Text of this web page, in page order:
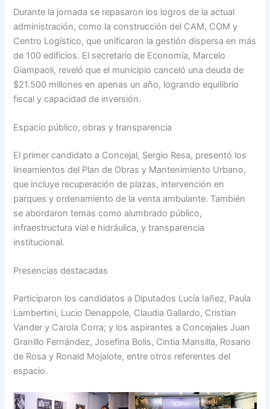
Durante la jornada se repasaron los logros de la actual
administración, como la construcción del CAM, COM y
Centro Logístico, que unificaron la gestión dispersa en más
de 100 edificios. El secretario de Economía, Marcelo
Giampaoli, reveló que el municipio canceló una deuda de
$21.500 millones en apenas un año, logrando equilibrio
fiscal y capacidad de inversión.
Espacio público, obras y transparencia
El primer candidato a Concejal, Sergio Resa, presentó los
lineamientos del Plan de Obras y Mantenimiento Urbano,
que incluye recuperación de plazas, intervención en
parques y ordenamiento de la venta ambulante. También
se abordaron temas como alumbrado público,
infraestructura vial e hidráulica, y transparencia
institucional.
Presencias destacadas
Participaron los candidatos a Diputados Lucía Iañez, Paula
Lambertini, Lucio Denappole, Claudia Gallardo, Cristian
Vander y Carola Corra; y los aspirantes a Concejales Juan
Granillo Fernández, Josefina Bolis, Cintia Mansilla, Rosario
de Rosa y Ronald Mojalote, entre otros referentes del
espacio.